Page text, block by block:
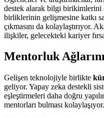
destek alarak bilgi birikimlerini
birliklerinin gelişmesine katkı
çıkmasını da kolaylaştırıyor.
ilişkiler, gelecekteki kariyer
Mentorluk
Gelişen teknolojiyle birlikte
geliyor. Yapay zeka destekli
eşleştirmeleri daha doğru
mentorları bulması kolaylaşıyor.